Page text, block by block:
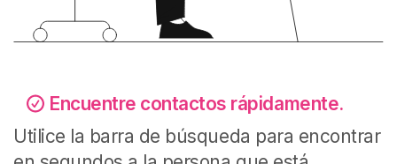
Encuentre contactos rápidamente.
Utilice la barra de búsqueda para encontrar